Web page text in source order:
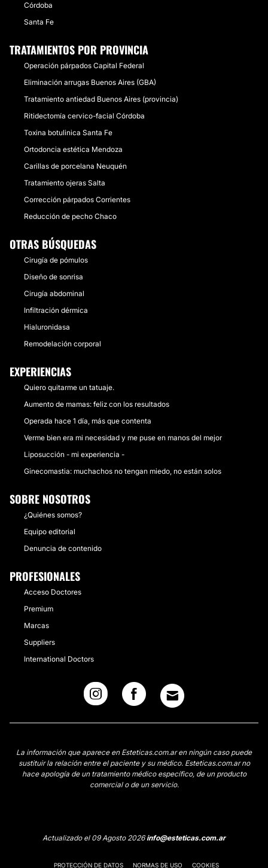
Córdoba
Santa Fe
TRATAMIENTOS POR PROVINCIA
Operación párpados Capital Federal
Eliminación arrugas Buenos Aires (GBA)
Tratamiento antiedad Buenos Aires (provincia)
Ritidectomía cervico-facial Córdoba
Toxina botulinica Santa Fe
Ortodoncia estética Mendoza
Carillas de porcelana Neuquén
Tratamiento ojeras Salta
Corrección párpados Corrientes
Reducción de pecho Chaco
OTRAS BÚSQUEDAS
Cirugía de pómulos
Diseño de sonrisa
Cirugía abdominal
Infiltración dérmica
Hialuronidasa
Remodelación corporal
EXPERIENCIAS
Quiero quitarme un tatuaje.
Aumento de mamas: feliz con los resultados
Operada hace 1 día, más que contenta
Verme bien era mi necesidad y me puse en manos del mejor
Liposucción - mi experiencia -
Ginecomastia: muchachos no tengan miedo, no están solos
SOBRE NOSOTROS
¿Quiénes somos?
Equipo editorial
Denuncia de contenido
PROFESIONALES
Acceso Doctores
Premium
Marcas
Suppliers
International Doctors
La información que aparece en Esteticas.com.ar en ningún caso puede
sustituir la relación entre el paciente y su médico. Esteticas.com.ar no
hace apología de un tratamiento médico específico, de un producto
comercial o de un servicio.
Actualizado el 09 Agosto 2026info@esteticas.com.ar
PROTECCIÓN DE DATOS NORMAS DE USO COOKIES